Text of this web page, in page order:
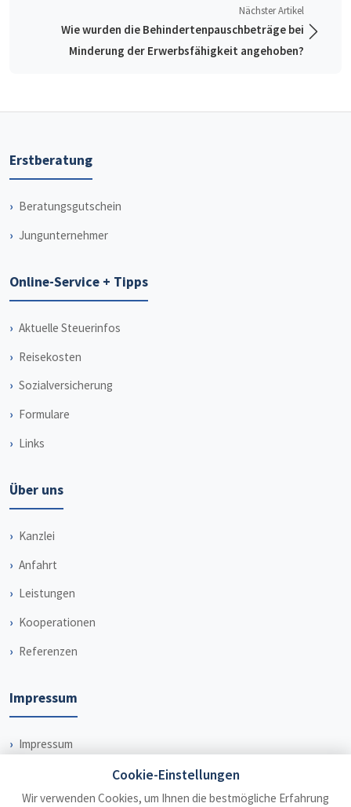
Nächster Artikel
Wie wurden die Behindertenpauschbeträge bei
Minderung der Erwerbsfähigkeit angehoben?
Erstberatung
Beratungsgutschein
Jungunternehmer
Online-Service + Tipps
Aktuelle Steuerinfos
Reisekosten
Sozialversicherung
Formulare
Links
Über uns
Kanzlei
Anfahrt
Leistungen
Kooperationen
Referenzen
Impressum
Impressum
Haftungsausschluss
Cookie-Einstellungen
Wir verwenden Cookies, um Ihnen die bestmögliche Erfahrung